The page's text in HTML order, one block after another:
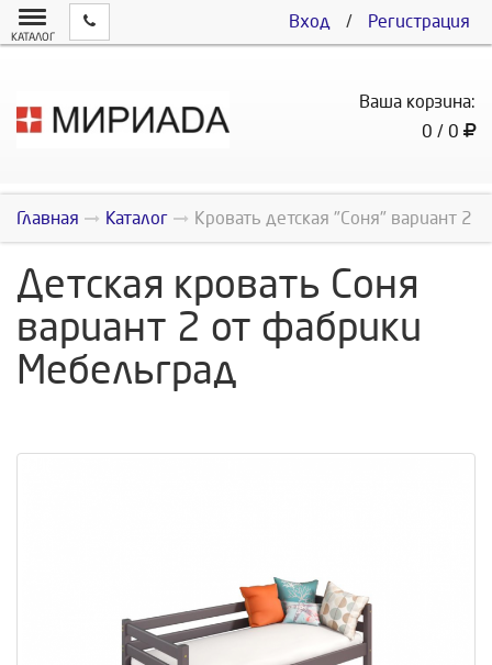
Вход / Регистрация
КАТАЛОГ
Ваша корзина:
0 / 0
Главная Каталог Кровать детская "Соня" вариант 2
Детская кровать Соня
вариант 2 от фабрики
Мебельград